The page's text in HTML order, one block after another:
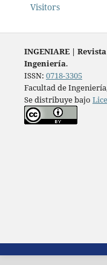
Visitors
INGENIARE |
Ingeniería.
ISSN: 0718-3305
Facultad de
Se distribuye bajo